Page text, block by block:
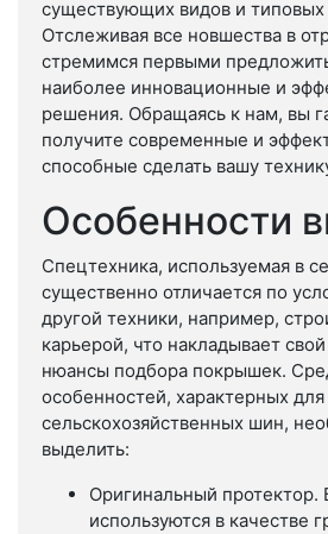
существующих видов и типовых
Отслеживая все новшества в
стремимся первыми
наиболее инновационные и
решения. Обращаясь к нам, вы
получите современные и
способные сделать вашу
Особенности
Спецтехника, используемая в
существенно отличается по
другой техники, например,
карьерой, что накладывает
нюансы подбора покрышек.
особенностей, характерных для
сельскохозяйственных шин,
выделить:
Оригинальный протектор.
используются в качестве